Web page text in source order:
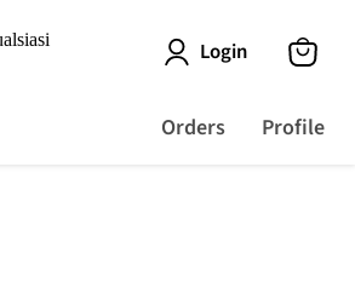
Login
Orders Profile